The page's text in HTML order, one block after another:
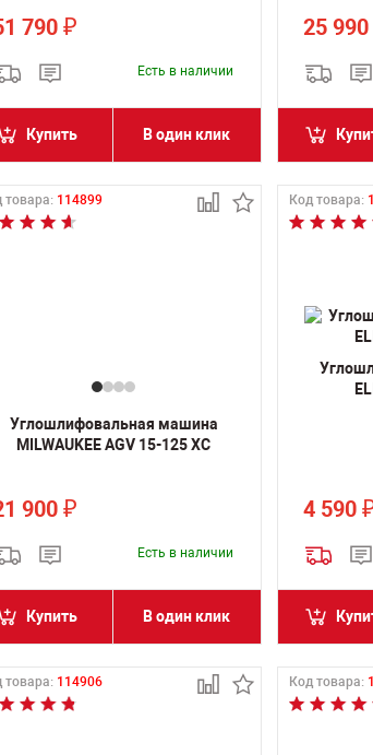
790 ₽
Есть в наличии
Купить В один клик
25 990
товара: 114899
Углошлифовальная машина
MILWAUKEE AGV 15-125 XC
900 ₽
Есть в наличии
Купить В один клик
Код товара:
4 590
товара: 114906 Код товара: